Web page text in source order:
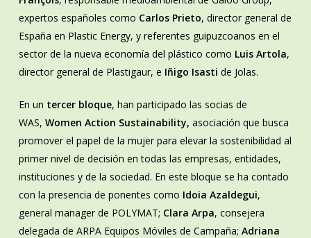
expertos españoles como Carlos Prieto, director general de
España en Plastic Energy, y referentes guipuzcoanos en el
sector de la nueva economía del plástico como Luis Artola,
director general de Plastigaur, e Iñigo Isasti de Jolas.
En un tercer bloque, han participado las socias de
WAS, Women Action Sustainability, asociación que busca
promover el papel de la mujer para elevar la sostenibilidad al
primer nivel de decisión en todas las empresas, entidades,
instituciones y de la sociedad. En este bloque se ha contado
con la presencia de ponentes como Idoia Azaldegui,
general manager de POLYMAT; Clara Arpa, consejera
delegada de ARPA Equipos Móviles de Campaña; Adriana